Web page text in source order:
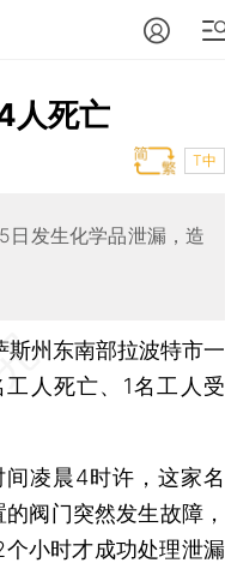
人死亡
T中
日发生化学品泄漏，造
斯州东南部拉波特市一
工人死亡、1名工人受
凌晨4时许，这家名
阀门突然发生故障，
小时才成功处理泄漏